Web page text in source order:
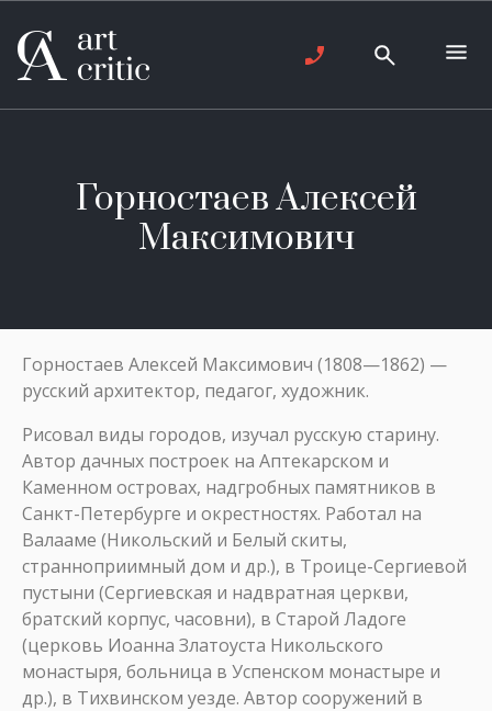
Горностаев Алексей
Максимович
Горностаев Алексей Максимович (1808—1862) —
русский архитектор, педагог, художник.
Рисовал виды городов, изучал русскую старину.
Автор дачных построек на Аптекарском и
Каменном островах, надгробных памятников в
Санкт-Петербурге и окрестностях. Работал на
Валааме (Никольский и Белый скиты,
странноприимный дом и др.), в Троице-Сергиевой
пустыни (Сергиевская и надвратная церкви,
братский корпус, часовни), в Старой Ладоге
(церковь Иоанна Златоуста Никольского
монастыря, больница в Успенском монастыре и
др.), в Тихвинском уезде. Автор сооружений в